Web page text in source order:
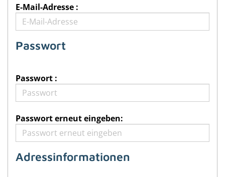
E-Mail-Adresse :
Passwort
Passwort :
Passwort erneut eingeben:
Adressinformationen